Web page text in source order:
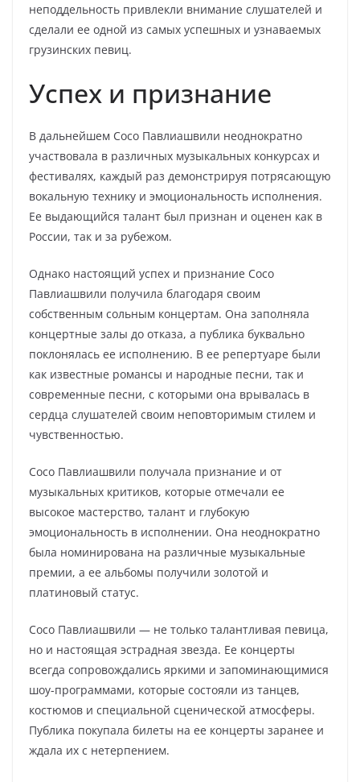
неподдельность привлекли внимание слушателей и
сделали ее одной из самых успешных и узнаваемых
грузинских певиц.
Успех и признание
В дальнейшем Сосо Павлиашвили неоднократно
участвовала в различных музыкальных конкурсах и
фестивалях, каждый раз демонстрируя потрясающую
вокальную технику и эмоциональность исполнения.
Ее выдающийся талант был признан и оценен как в
России, так и за рубежом.
Однако настоящий успех и признание Сосо
Павлиашвили получила благодаря своим
собственным сольным концертам. Она заполняла
концертные залы до отказа, а публика буквально
поклонялась ее исполнению. В ее репертуаре были
как известные романсы и народные песни, так и
современные песни, с которыми она врывалась в
сердца слушателей своим неповторимым стилем и
чувственностью.
Сосо Павлиашвили получала признание и от
музыкальных критиков, которые отмечали ее
высокое мастерство, талант и глубокую
эмоциональность в исполнении. Она неоднократно
была номинирована на различные музыкальные
премии, а ее альбомы получили золотой и
платиновый статус.
Сосо Павлиашвили — не только талантливая певица,
но и настоящая эстрадная звезда. Ее концерты
всегда сопровождались яркими и запоминающимися
шоу-программами, которые состояли из танцев,
костюмов и специальной сценической атмосферы.
Публика покупала билеты на ее концерты заранее и
ждала их с нетерпением.